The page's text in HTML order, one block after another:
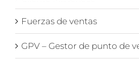
Fuerzas de ventas
GPV – Gestor de punto de